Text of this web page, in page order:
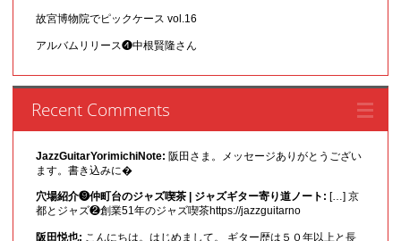
故宮博物院でピックケース vol.16
アルバムリリース❹中根賢隆さん
Recent Comments
JazzGuitarYorimichiNote: 阪田さま。メッセージありがとうござい
ます。書き込みに�
穴場紹介❾仲町台のジャズ喫茶 | ジャズギター寄り道ノート: […] 京
都とジャズ❷創業51年のジャズ喫茶https://jazzguitarno
阪田悦也: こんにちは。はじめまして。 ギター歴は５０年以上と長